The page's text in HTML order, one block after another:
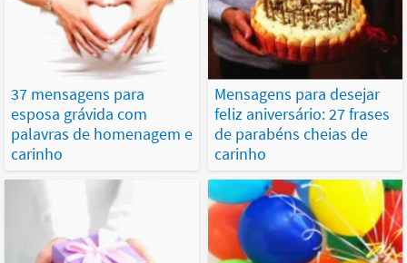
37 mensagens para
esposa grávida com
palavras de homenagem e
carinho
Mensagens para desejar
feliz aniversário: 27 frases
de parabéns cheias de
carinho